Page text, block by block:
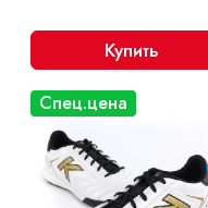
Купить
Спец.цена